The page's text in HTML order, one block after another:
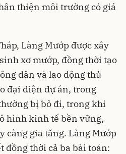
thiện môi trường có giá
Làng Mướp được xây
xơ mướp, đồng thời tạo
dân và lao động thủ
đại diện dự án, trong
bị bỏ đi, trong khi
hình kinh tế bền vững,
càng gia tăng. Làng Mướp
đồng thời cả ba bài toán: